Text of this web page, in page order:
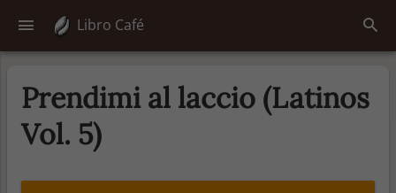
Libro Café
Prendimi al laccio (Latinos
Vol. 5)